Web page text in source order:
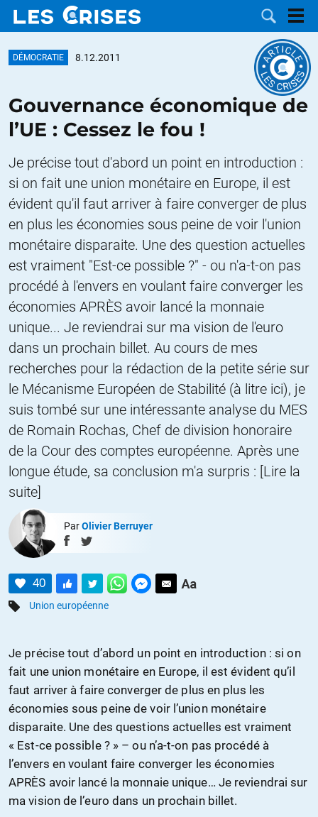
LES
DOSSIERS
CATÉGORIES
NOUS
CONTACTER
FAIRE UN
DON
DÉMOCRATIE 8.12.2011
Gouvernance économique de
l’UE : Cessez le fou !
Je précise tout d'abord un point en introduction :
si on fait une union monétaire en Europe, il est
évident qu'il faut arriver à faire converger de plus
en plus les économies sous peine de voir l'union
monétaire disparaite. Une des question actuelles
est vraiment "Est-ce possible ?" - ou n'a-t-on pas
procédé à l'envers en voulant faire converger les
économies APRÈS avoir lancé la monnaie
unique... Je reviendrai sur ma vision de l'euro
dans un prochain billet. Au cours de mes
recherches pour la rédaction de la petite série sur
le Mécanisme Européen de Stabilité (à litre ici), je
suis tombé sur une intéressante analyse du MES
de Romain Rochas, Chef de division honoraire
de la Cour des comptes européenne. Après une
longue étude, sa conclusion m'a surpris : [Lire la
suite]
ParOlivier Berruyer
40
Union européenne
Je précise tout d’abord un point en introduction : si on
fait une union monétaire en Europe, il est évident qu’il
faut arriver à faire converger de plus en plus les
économies sous peine de voir l’union monétaire
disparaite. Une des questions actuelles est vraiment
« Est-ce possible ? » – ou n’a-t-on pas procédé à
l’envers en voulant faire converger les économies
APRÈS avoir lancé la monnaie unique… Je reviendrai sur
ma vision de l’euro dans un prochain billet.